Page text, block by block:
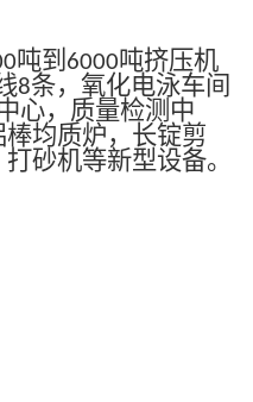
吨到 6000吨挤压机
8条，氧化电泳车间
心，质量检测中
均质炉，长锭剪
砂机等新型设备。